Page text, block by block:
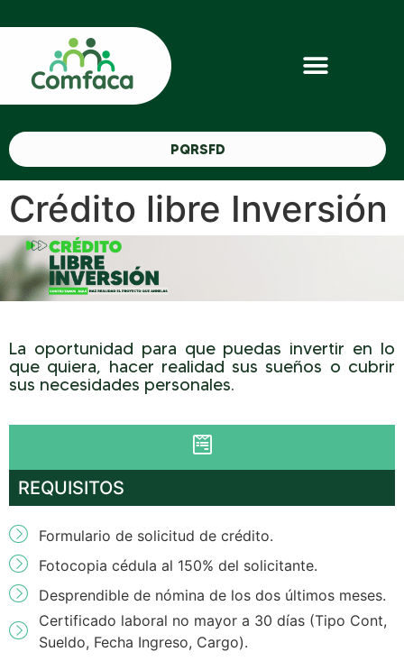
PQRSFD
Crédito libre Inversión
La oportunidad para que puedas invertir en lo
que quiera, hacer realidad sus sueños o cubrir
sus necesidades personales.
REQUISITOS
Formulario de solicitud de crédito.
Fotocopia cédula al 150% del solicitante.
Desprendible de nómina de los dos últimos meses.
Certificado laboral no mayor a 30 días (Tipo Cont,
Sueldo, Fecha Ingreso, Cargo).